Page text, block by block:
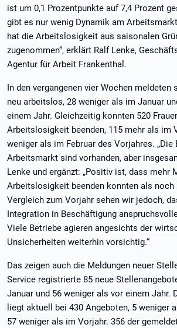
ist um 0,1 Prozentpunkte auf 7,4 Prozent
gibt es nur wenig Dynamik am
hat die Arbeitslosigkeit aus saisonalen
zugenommen“, erklärt Ralf Lenke,
Agentur für Arbeit Frankenthal.
In den vergangenen vier Wochen meldeten
neu arbeitslos, 28 weniger als im Januar
einem Jahr. Gleichzeitig konnten 520
Arbeitslosigkeit beenden, 115 mehr als im
weniger als im Februar des Vorjahres. „Die
Arbeitsmarkt sind vorhanden, aber
Lenke und ergänzt: „Positiv ist, dass mehr
Arbeitslosigkeit beenden konnten als noch
Vergleich zum Vorjahr sehen wir jedoch,
Integration in Beschäftigung
Viele Betriebe agieren angesichts der
Unsicherheiten weiterhin vorsichtig.“
Das zeigen auch die Meldungen neuer
Service registrierte 85 neue
Januar und 56 weniger als vor einem Jahr.
liegt aktuell bei 430 Angeboten, 5 weniger
57 weniger als im Vorjahr. 356 der